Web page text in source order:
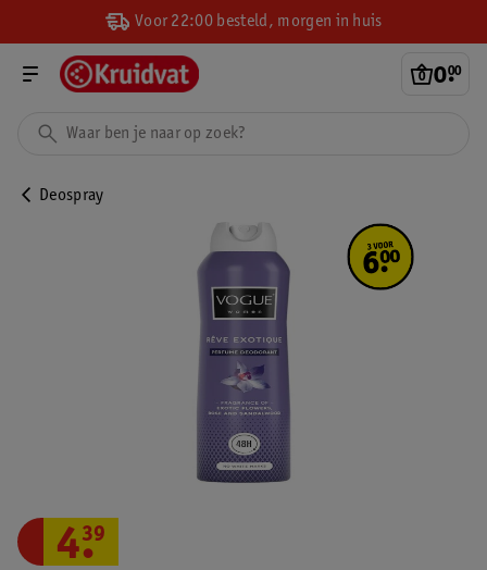
Voor 22:00 besteld, morgen in huis
0.
00
Deospray
4.
39